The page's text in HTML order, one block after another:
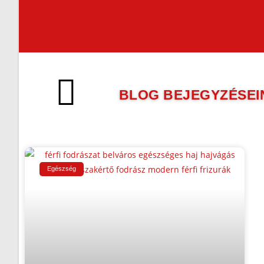
BLOG
Egészség